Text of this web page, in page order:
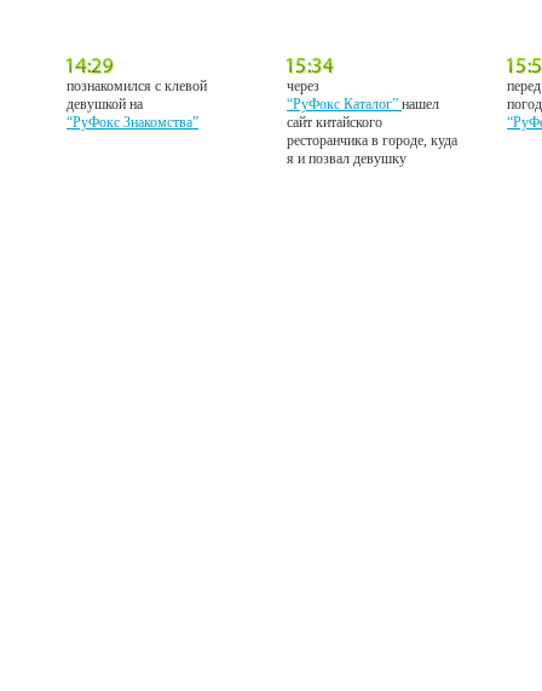
познакомился с клевой
девушкой на
“РуФокс Знакомства”
через
“РуФокс Каталог”нашел
сайт китайского
ресторанчика в городе, куда
я и позвал девушку